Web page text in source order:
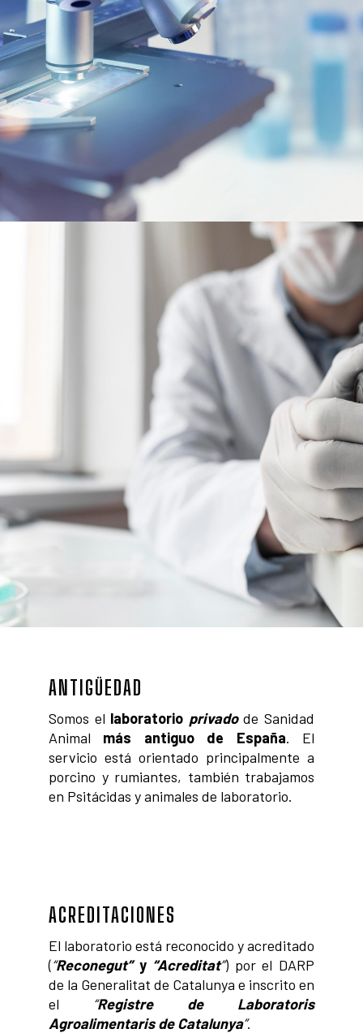
ANTIGÜEDAD
Somos el laboratorio privadode Sanidad
Animal más antiguo de España. El
servicio está orientado principalmente a
porcino y rumiantes, también trabajamos
en Psitácidas y animales de laboratorio.
ACREDITACIONES
El laboratorio está reconocido y acreditado
(“Reconegut”y “Acreditat”) por el DARP
de la Generalitat de Catalunya e inscrito en
el “Registre de Laboratoris
Agroalimentaris de Catalunya”.